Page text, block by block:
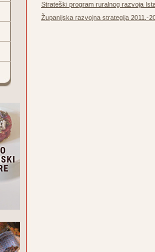
Strateški program ruralnog razvoja
Županijska razvojna strategija 2011.-